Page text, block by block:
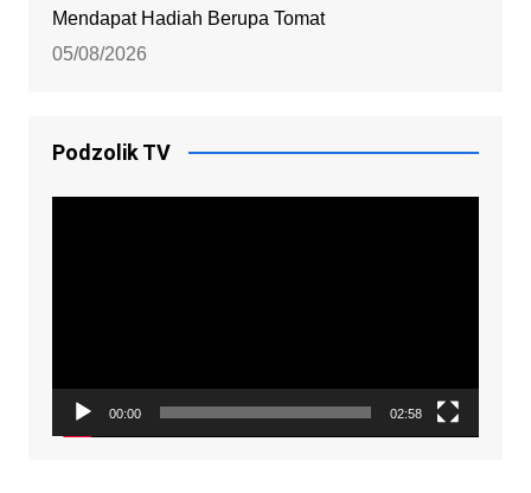
Mendapat Hadiah Berupa Tomat
05/08/2026
Podzolik TV
00:00 02:58